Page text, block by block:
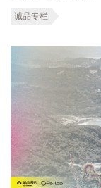
诚品专栏